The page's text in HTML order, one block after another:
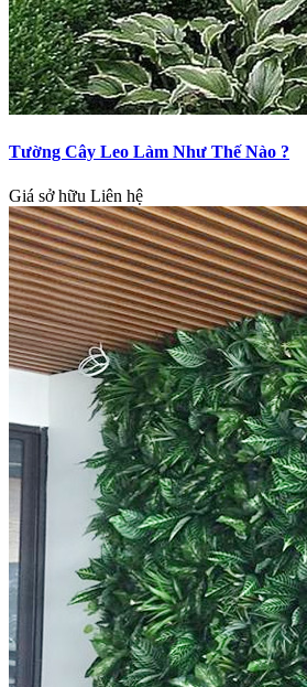
Tường Cây Leo Làm Như Thế Nào ?
Giá sở hữu Liên hệ